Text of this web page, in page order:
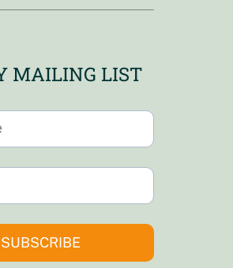
MAILING LIST
SUBSCRIBE